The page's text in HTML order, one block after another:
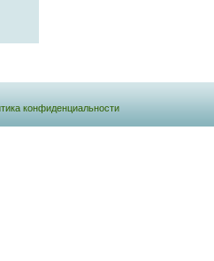
конфиденциальности